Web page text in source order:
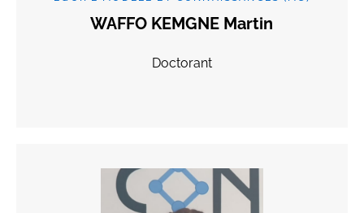
WAFFO KEMGNE Martin
Doctorant